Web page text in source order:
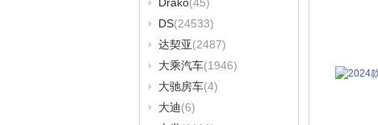
DS(24533)
达契亚(2487)
大乘汽车(1946)
大驰房车(4)
大迪(6)